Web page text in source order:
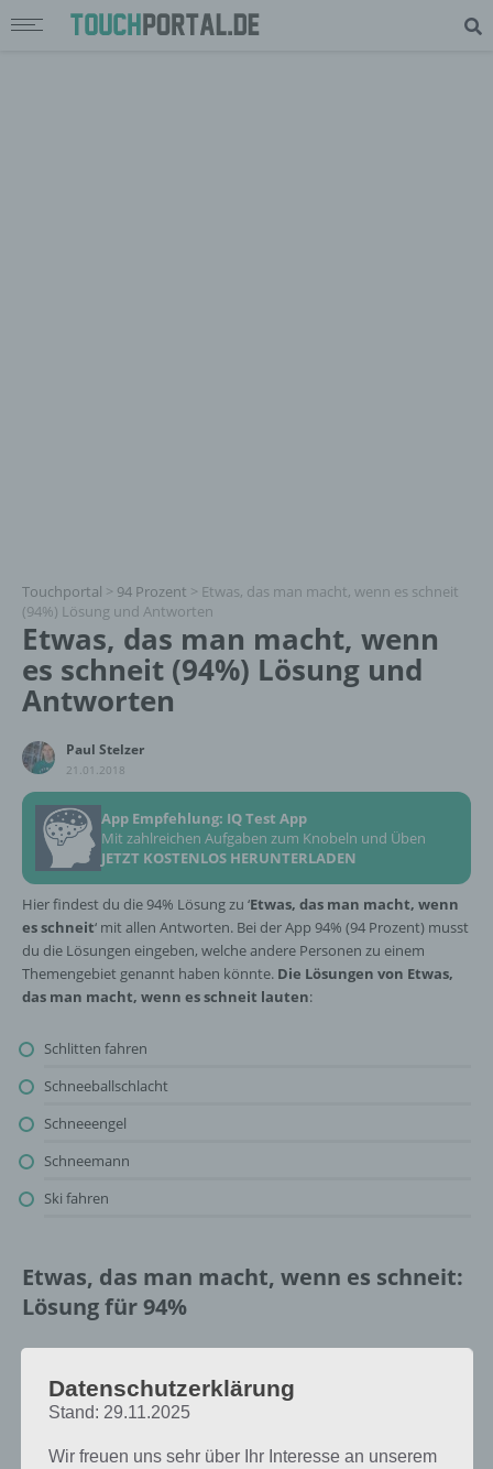
Touchportal > 94 Prozent > Etwas, das man macht, wenn es schneit
(94%) Lösung und Antworten
Etwas, das man macht, wenn
es schneit (94%) Lösung und
Antworten
Paul Stelzer
21.01.2018
App Empfehlung: IQ Test App
Mit zahlreichen Aufgaben zum Knobeln und Üben
JETZT KOSTENLOS HERUNTERLADEN
Hier findest du die 94% Lösung zu ‘Etwas, das man macht, wenn
es schneit‘ mit allen Antworten. Bei der App 94% (94 Prozent) musst
du die Lösungen eingeben, welche andere Personen zu einem
Themengebiet genannt haben könnte. Die Lösungen von Etwas,
das man macht, wenn es schneit lauten:
Schlitten fahren
Schneeballschlacht
Schneeengel
Schneemann
Ski fahren
Etwas, das man macht, wenn es schneit:
Lösung für 94%
Oben findest du bereits die Lösung rund um Etwas, das man macht,
wenn es schneit. Da die Reihenfolge bei jedem Spieler anders ist,
können wir dir nicht das exakte Level anzeigen, weshalb du über
unsere Komplettlösung jedoch trotzdem zu jedem Sachverhalt die
entsprechenden Antworten findest!
Datenschutzerklärung
Stand: 29.11.2025
Wir freuen uns sehr über Ihr Interesse an unserem